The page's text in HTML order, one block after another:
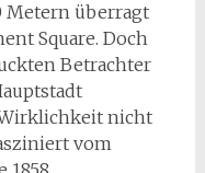
Metern überragt
Square. Doch
Betrachter
nicht
vom